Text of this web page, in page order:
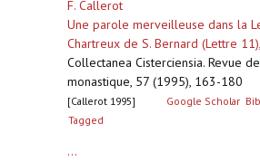
F. Callerot
Une parole merveilleuse dans la
Chartreux de S. Bernard (Lettre 11),
Collectanea Cisterciensia. Revue
monastique, 57 (1995), 163-180
[Callerot 1995] Google Scholar
Tagged
...